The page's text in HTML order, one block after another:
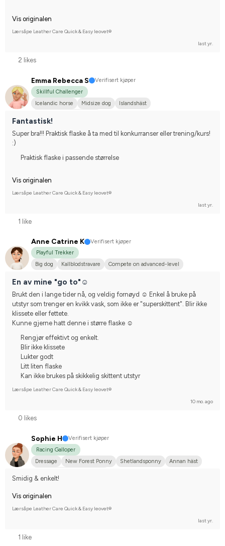
Vis originalen
Lærsåpe Leather Care Quick & Easy leovet®
last yr.
2 likes
Emma Rebecca S
Verifisert kjøper
Skillful Challenger
Icelandic horse
Midsize dog
Islandshäst
Fantastisk!
Super bra!!! Praktisk flaske å ta med til konkurranser eller trening/kurs!
:)
Praktisk flaske i passende størrelse
Vis originalen
Lærsåpe Leather Care Quick & Easy leovet®
last yr.
1 like
Anne Catrine K
Verifisert kjøper
Playful Trekker
Big dog
Kallblodstravare Compete on advanced-level
En av mine "go to"☺️
Brukt den i lange tider nå, og veldig fornøyd ☺️ Enkel å bruke på
utstyr som trenger en kvikk vask, som ikke er "superskittent". Blir ikke
klissete eller fettete.
Kunne gjerne hatt denne i større flaske ☺️
Rengjør effektivt og enkelt.
Blir ikke klissete
Lukter godt
Litt liten flaske
Kan ikke brukes på skikkelig skittent utstyr
Lærsåpe Leather Care Quick & Easy leovet®
10 mo. ago
0 likes
Sophie H
Verifisert kjøper
Racing Galloper
Dressage
New Forest Ponny Shetlandsponny
Annan häst
Smidig & enkelt!
Vis originalen
Lærsåpe Leather Care Quick & Easy leovet®
last yr.
1 like